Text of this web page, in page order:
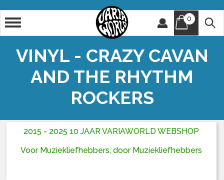
0
VINYL - CRAZY CAVAN
AND THE RHYTHM
ROCKERS
2015 - 2025 10 JAAR VARIAWORLD WEBSHOP
Voor Muziekliefhebbers, door Muziekliefhebbers